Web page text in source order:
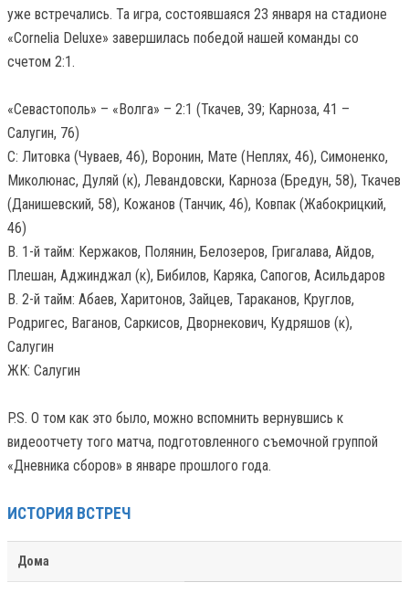
уже встречались. Та игра, состоявшаяся 23 января на стадионе
«Cornelia Deluxe» завершилась победой нашей команды со
счетом 2:1.
«Севастополь» – «Волга» – 2:1 (Ткачев, 39; Карноза, 41 –
Салугин, 76)
С: Литовка (Чуваев, 46), Воронин, Мате (Неплях, 46), Симоненко,
Миколюнас, Дуляй (к), Левандовски, Карноза (Бредун, 58), Ткачев
(Данишевский, 58), Кожанов (Танчик, 46), Ковпак (Жабокрицкий,
46)
В. 1-й тайм: Кержаков, Полянин, Белозеров, Григалава, Айдов,
Плешан, Аджинджал (к), Бибилов, Каряка, Сапогов, Асильдаров
В. 2-й тайм: Абаев, Харитонов, Зайцев, Тараканов, Круглов,
Родригес, Ваганов, Саркисов, Дворнекович, Кудряшов (к),
Салугин
ЖК: Салугин
P.S. О том как это было, можно вспомнить вернувшись к
видеоотчету того матча, подготовленного съемочной группой
«Дневника сборов» в январе прошлого года.
ИСТОРИЯ ВСТРЕЧ
Дома